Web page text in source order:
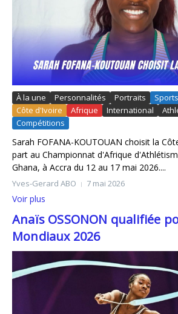
À la une Personnalités Portraits Sports
Côte d'Ivoire
Afrique International
Compétitions
Sarah FOFANA-KOUTOUAN choisit la
part au Championnat d'Afrique
Ghana, à Accra du 12 au 17 mai 2026....
Yves-Gerard ABO 7 mai 2026
Voir plus
Anaïs OSSONON qualifiée
Mondiaux 2026